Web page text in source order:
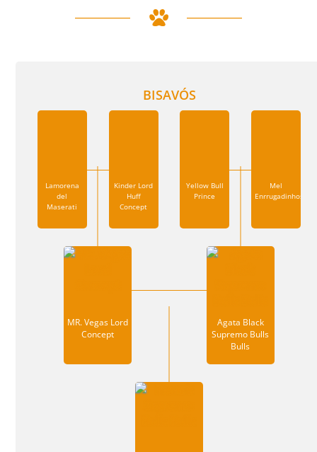
MR. Vegas Lord
Concept
Agata Black
Supremo Bulls
Bulls
BISAVÓS
Lamorena
del
Maserati
Kinder Lord
Huff
Concept
Yellow Bull
Prince
Mel
Enrrugadinhos